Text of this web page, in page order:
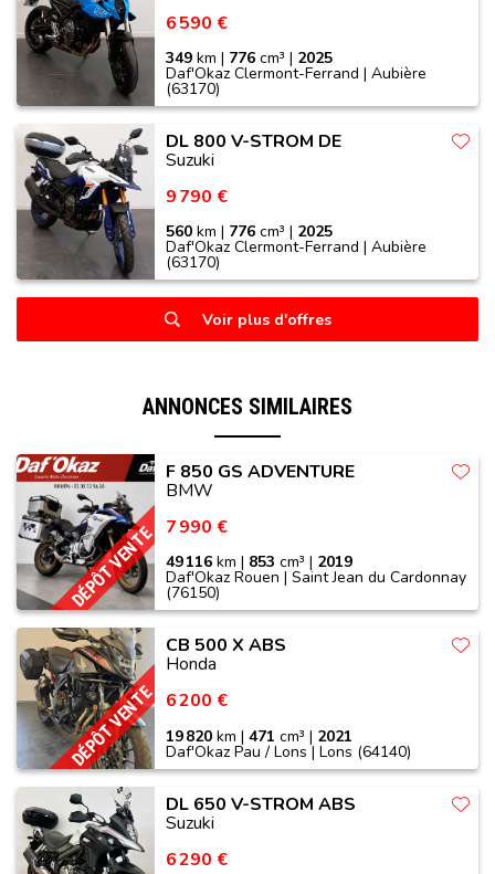
6 590 €
349 km | 776 cm³ | 2025
Daf'Okaz Clermont-Ferrand | Aubière
(63170)
DL 800 V-STROM DE
Suzuki
9 790 €
560 km | 776 cm³ | 2025
Daf'Okaz Clermont-Ferrand | Aubière
(63170)
Voir plus d'offres
ANNONCES SIMILAIRES
DÉPÔT VENTE
F 850 GS ADVENTURE
BMW
7 990 €
49 116 km | 853 cm³ | 2019
Daf'Okaz Rouen | Saint Jean du Cardonnay
(76150)
DÉPÔT VENTE
CB 500 X ABS
Honda
6 200 €
19 820 km |471 cm³ | 2021
Daf'Okaz Pau / Lons | Lons (64140)
DL 650 V-STROM ABS
Suzuki
6 290 €